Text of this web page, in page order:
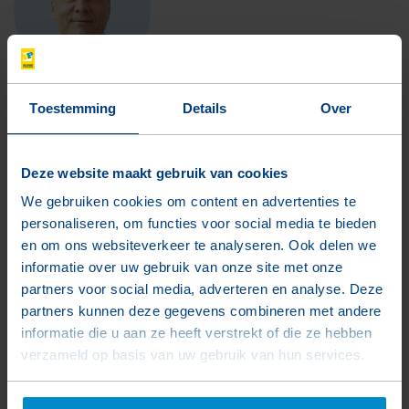
Toestemming Details Over
Deze website maakt gebruik van cookies
We gebruiken cookies om content en advertenties te
personaliseren, om functies voor social media te bieden
en om ons websiteverkeer te analyseren. Ook delen we
informatie over uw gebruik van onze site met onze
partners voor social media, adverteren en analyse. Deze
partners kunnen deze gegevens combineren met andere
informatie die u aan ze heeft verstrekt of die ze hebben
verzameld op basis van uw gebruik van hun services.
René Verstraete
Binnendienst
r.verstraete@dehoop-pekso.nl
+31 (0)115 680 298
Informatie aanvragen